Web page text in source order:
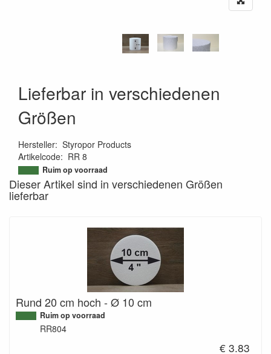
Lieferbar in verschiedenen
Größen
Hersteller: Styropor Products
Artikelcode: RR 8
9502622377467
Ruim op voorraad
Dieser Artikel sind in verschiedenen Größen
lieferbar
Rund 20 cm hoch - Ø 10 cm
Ruim op voorraad
RR804
€ 3.83